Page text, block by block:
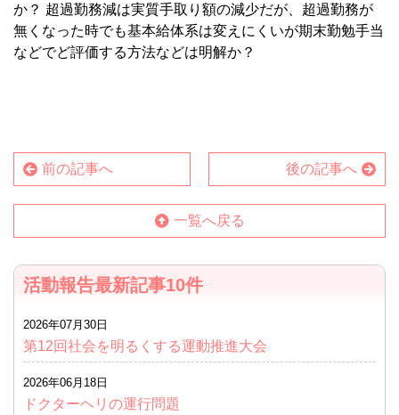
か？ 超過勤務減は実質手取り額の減少だが、超過勤務が
無くなった時でも基本給体系は変えにくいが期末勤勉手当
などでど評価する方法などは明解か？
前の記事へ 後の記事へ
一覧へ戻る
活動報告最新記事10件
2026年07月30日
第12回社会を明るくする運動推進大会
2026年06月18日
ドクターヘリの運行問題